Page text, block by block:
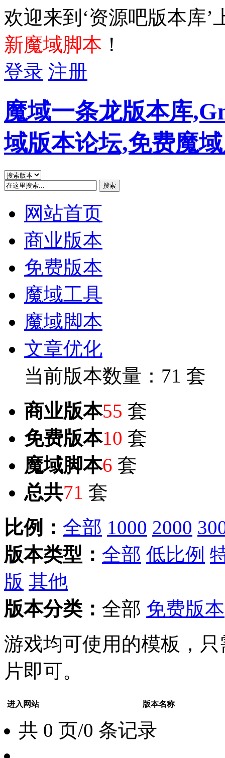
欢迎来到‘资源吧版本库
新魔域脚本 ！
登录 注册
魔域一条龙版本库
域版本论坛,免费魔
搜索
网站首页
商业版本
免费版本
魔域工具
魔域脚本
文章优化
当前版本数量：71 套
商业版本55 套
免费版本10 套
魔域脚本6 套
总共71 套
比例： 全部 1000 2000
版本类型： 全部 低比例
版 其他
版本分类： 全部 免费版本
游戏均可使用的模板，
片即可。
进入网站 版本名称
共 0 页/0 条记录